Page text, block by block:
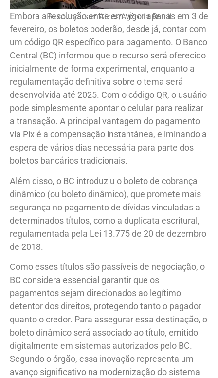
Foto: Joédson Alves/Agência Brasil
Embora a resolução entre em vigor apenas em 3 de
fevereiro, os boletos poderão, desde já, contar com
um código QR específico para pagamento. O Banco
Central (BC) informou que o recurso será oferecido
inicialmente de forma experimental, enquanto a
regulamentação definitiva sobre o tema será
desenvolvida até 2025. Com o código QR, o usuário
pode simplesmente apontar o celular para realizar
a transação. A principal vantagem do pagamento
via Pix é a compensação instantânea, eliminando a
espera de vários dias necessária para parte dos
boletos bancários tradicionais.
Além disso, o BC introduziu o boleto de cobrança
dinâmico (ou boleto dinâmico), que promete mais
segurança no pagamento de dívidas vinculadas a
determinados títulos, como a duplicata escritural,
regulamentada pela Lei 13.775 de 20 de dezembro
de 2018.
Como esses títulos são passíveis de negociação, o
BC considera essencial garantir que os
pagamentos sejam direcionados ao legítimo
detentor dos direitos, protegendo tanto o pagador
quanto o credor. Para assegurar essa destinação, o
boleto dinâmico será associado ao título, emitido
digitalmente em sistemas autorizados pelo BC.
Segundo o órgão, essa inovação representa um
avanço significativo na modernização do sistema